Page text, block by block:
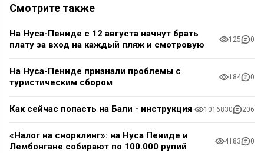
Смотрите также
На Нуса-Пениде с 12 августа начнут брать
плату за вход на каждый пляж и смотровую
125 0
На Нуса-Пениде признали проблемы с
туристическим сбором
184 0
Как сейчас попасть на Бали - инструкция 1016830 206
«Налог на снорклинг»: на Нуса Пениде и
Лембонгане собирают по 100.000 рупий
4183 0